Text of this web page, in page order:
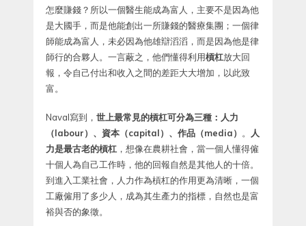
怎麼賺錢？所以一個醫生能成為富人，主要不是因為他
是大國手，而是他能創出一所賺錢的醫療集團；一個律
師能成為富人，未必因為他雄辯滔滔，而是因為他是律
師行的合夥人。一言蔽之，他們懂得利用槓杠放大回
報，令自己付出和收入之間的差距大大增加，以此致
富。
Naval寫到， 世上最常見的槓杠可分為三種：人力
（labour）、資本（capital）、作品（media）
。
人
力是最古老的槓杠 ，想像在農耕社會，當一個人懂得僱
十個人為自己工作時，他的回報自然是其他人的十倍。
到進入工業社會，人力作為槓杠的作用更為清晰，一個
工廠僱用了多少人，成為其生產力的指標，自然也是富
裕與否的象徵。